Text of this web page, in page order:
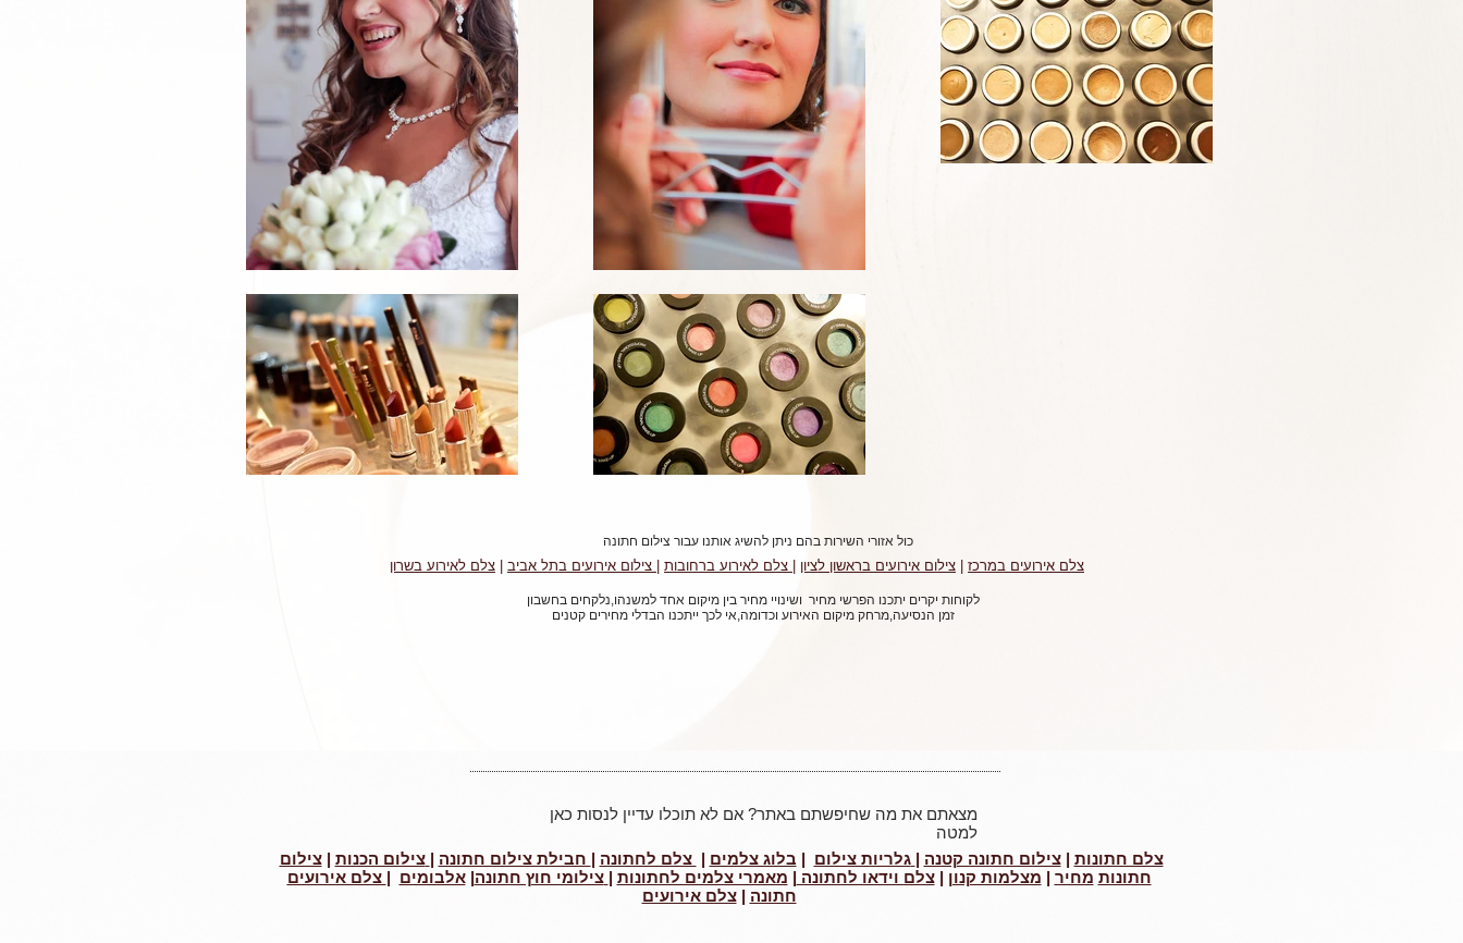
כול אזורי השירות בהם ניתן להשיג אותנו עבור צילום חתונה
צלם אירועים במרכז צילום אירועים בראשון לציון צלם לאירוע ברחובות צילום אירועים בתל אביב צלם לאירוע בשרון
לקוחות יקרים יתכנו הפרשי מחיר ושינויי מחיר בין מיקום אחד למשנהו,נלקחים בחשבון
זמן הנסיעה,מרחק מיקום האירוע וכדומה,אי לכך ייתכנו הבדלי מחירים קטנים
מצאתם את מה שחיפשתם באתר? אם לא תוכלו עדיין לנסות כאן
למטה
צלם חתונות |צילום חתונה קטנה | גלריות צילום | בלוג צלמים | צלם לחתונה | חבילת צילום חתונה | צילום הכנות |צילום
חתונות מחיר | מצלמות קנון |צלם וידאו לחתונה | מאמרי צלמים לחתונות | צילומי חוץ חתונה|אלבומים | צלם אירועים
חתונה |צלם אירועים